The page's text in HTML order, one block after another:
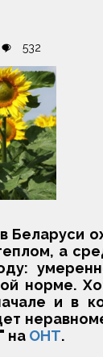
532
а
норме.
и в
на ОНТ.